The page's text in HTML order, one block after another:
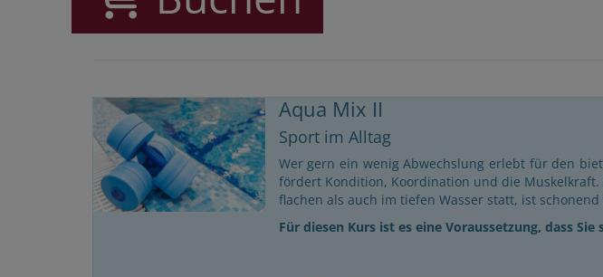
Aqua Mix II
Sport im Alltag
Wer gern ein wenig Abwechslung erlebt für den
fördert Kondition, Koordination und die
flachen als auch im tiefen Wasser statt, ist
Für diesen Kurs ist es eine Voraussetzung, dass